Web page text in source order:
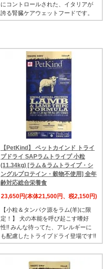
にコントロールされた、イタリアが
誇る腎臓ケアウェットフードです。
【PetKind】 ペットカインド トライ
プドライ SAPラムトライプ 小粒
(11.34kg) [ラム＆ラムトライプ・シ
ングルプロテイン・穀物不使用] 全年
齢対応総合栄養食
23,650円(本体21,500円、税2,150円)
【小粒＆タンパク源をラム(羊)に限
定！】 犬の本能を呼び起こす嗜好
性!! みんな待ってた、アレルギーに
も配慮したトライプドライ登場です!!